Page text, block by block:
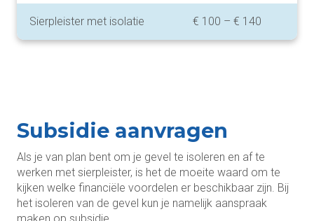
Sierpleister met isolatie € 100 – € 140
Subsidie aanvragen
Als je van plan bent om je gevel te isoleren en af te
werken met sierpleister, is het de moeite waard om te
kijken welke financiële voordelen er beschikbaar zijn. Bij
het isoleren van de gevel kun je namelijk aanspraak